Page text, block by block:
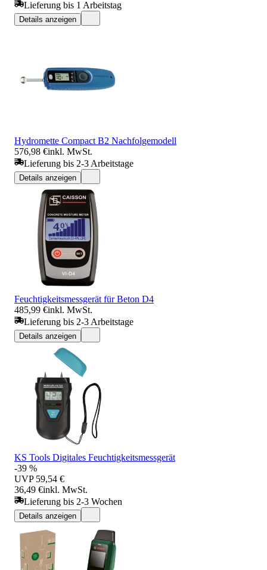
Lieferung bis 1 Arbeitstag
Details anzeigen
Hydromette Compact B2 Nachfolgemodell
576,98 €inkl. MwSt.
Lieferung bis 2-3 Arbeitstage
Details anzeigen
Feuchtigkeitsmessgerät für Beton D4
485,99 €inkl. MwSt.
Lieferung bis 2-3 Arbeitstage
Details anzeigen
KS Tools Digitales Feuchtigkeitsmessgerät
-39 %
UVP 59,54 €
36,49 €inkl. MwSt.
Lieferung bis 2-3 Wochen
Details anzeigen